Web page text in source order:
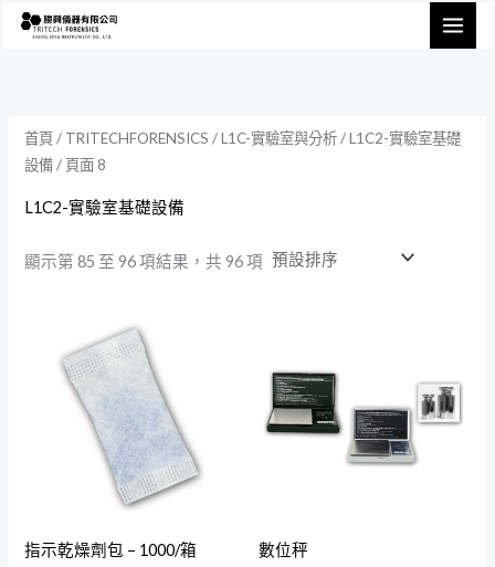
首頁/ TRITECHFORENSICS /L1C-實驗室與分析/L1C2-實驗室基礎
設備/ 頁面 8
L1C2-實驗室基礎設備
顯示第 85 至 96 項結果，共 96 項
指示乾燥劑包 – 1000/箱 數位秤